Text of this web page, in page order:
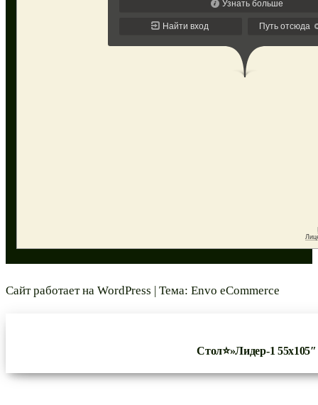
Сайт работает на WordPress | Тема: Envo eCommerce
Стол⭐»Лидер-1 55х105″